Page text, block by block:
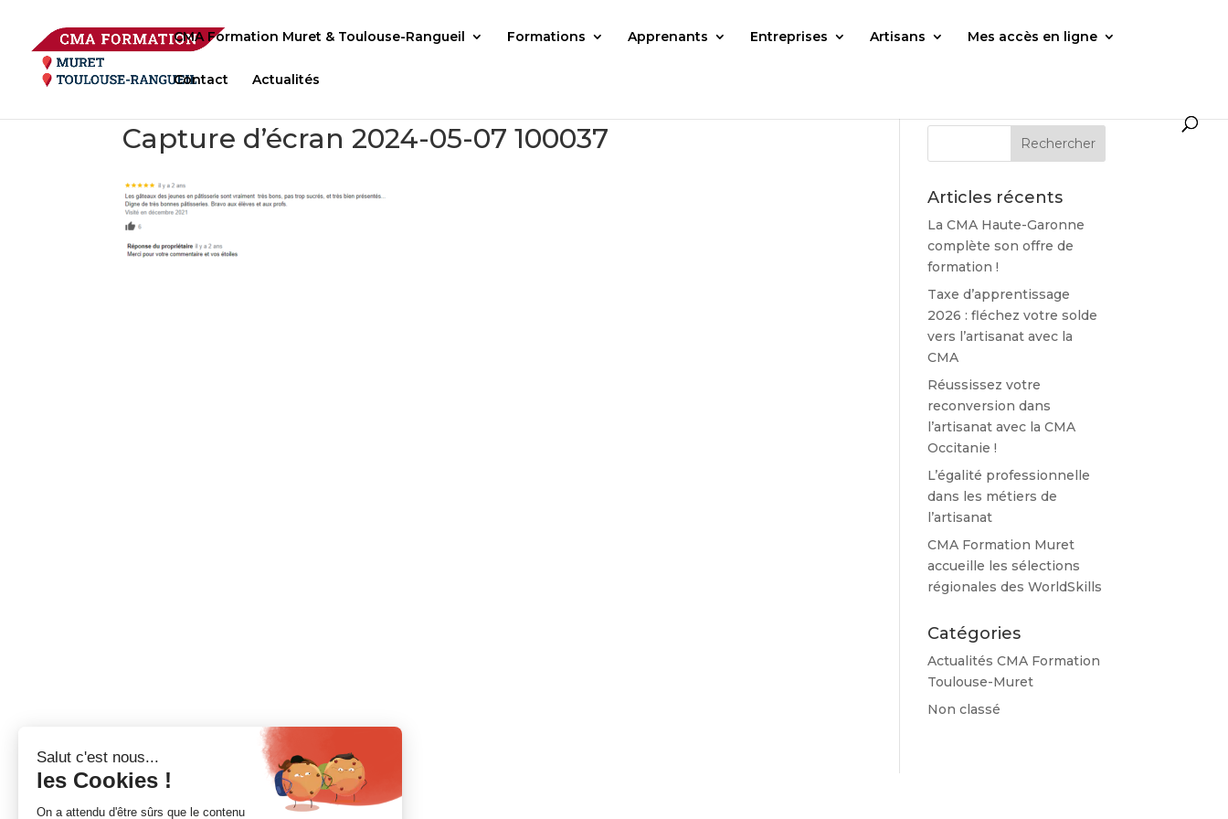
CMA Formation Muret & Toulouse-Rangueil Formations Apprenants Entreprises Artisans Mes accès en ligne
Contact Actualités
Capture d’écran 2024-05-07 100037
Articles récents
La CMA Haute-Garonne
complète son offre de
formation !
Taxe d’apprentissage
2026 : fléchez votre solde
vers l’artisanat avec la
CMA
Réussissez votre
reconversion dans
l’artisanat avec la CMA
Occitanie !
L’égalité professionnelle
dans les métiers de
l’artisanat
CMA Formation Muret
accueille les sélections
régionales des WorldSkills
Catégories
Actualités CMA Formation
Toulouse-Muret
Non classé